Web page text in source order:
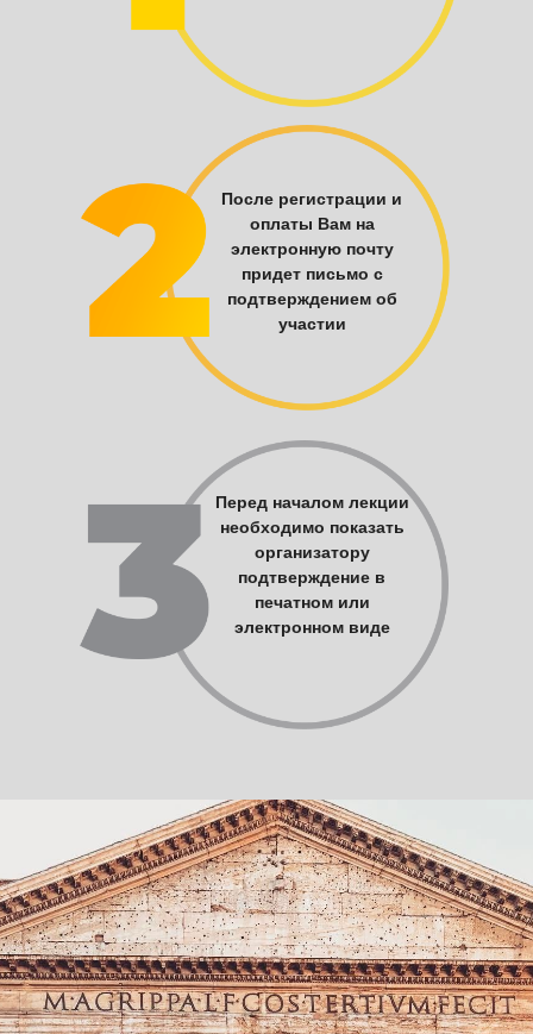
После регистрации и
оплаты Вам на
электронную почту
придет письмо с
подтверждением об
участии
Перед началом лекции
необходимо показать
организатору
подтверждение в
печатном или
электронном виде